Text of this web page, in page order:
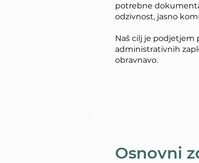
potrebne
odzivnost, jasno
Naš cilj je
administrativnih
obravnavo.
Osnovni